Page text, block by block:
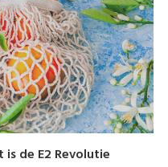
de E2 Revolutie